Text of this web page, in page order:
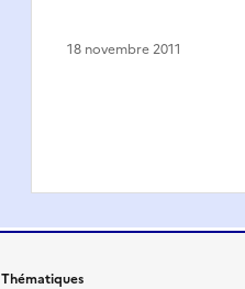
18 novembre 2011
Thématiques